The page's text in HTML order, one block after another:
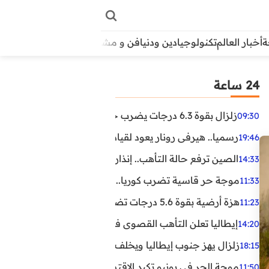
أخبار العالمتكنولوجيادين ودنيافن و مشاهير
24 ساعة
09:30زلزال بقوة 6.3 درجات يضرب جنوب الفلبين.. ولا تحذير من تسونامي حتى الآن
19:46رسميا.. هيرفي رونار يعود لقيادة منتخب كوت ديفوار
14:33الصين ترفع حالة التأهب.. إنذاران جديدان بسبب الأمطار
11:33موجة حر قاسية تضرب كوريا.. وفيات وإصابات ونفوق مئات
11:23هزة أرضية بقوة 5.6 درجات تضرب مصر
14:20إيطاليا تعلن التأهب القصوى في 23 مدينة بسبب موجة حر شديدة
18:15زلزال يهز جنوب إيطاليا ويخلف عشرات الجرحى